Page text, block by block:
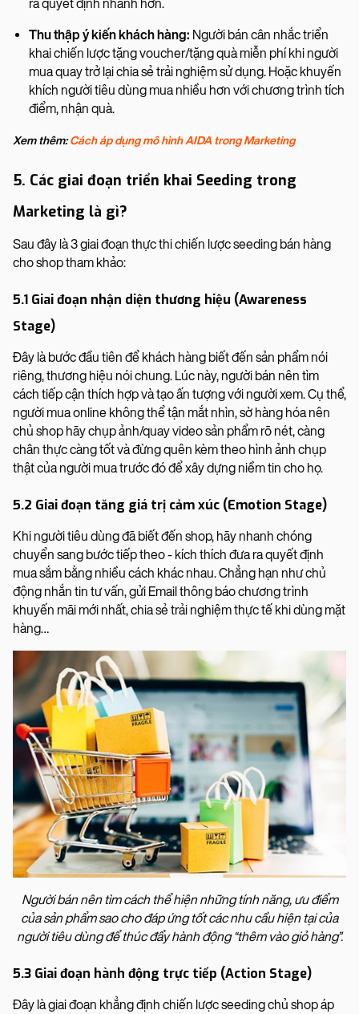
ra quyết định nhanh hơn.
Thu thập ý kiến khách hàng: Người bán cân nhắc triển
khai chiến lược tặng voucher/tặng quà miễn phí khi người
mua quay trở lại chia sẻ trải nghiệm sử dụng. Hoặc khuyến
khích người tiêu dùng mua nhiều hơn với chương trình tích
điểm, nhận quà.
Xem thêm:Cách áp dụng mô hình AIDA trong Marketing
5. Các giai đoạn triển khai Seeding trong
Marketing là gì?
Sau đây là 3 giai đoạn thực thi chiến lược seeding bán hàng
cho shop tham khảo:
5.1 Giai đoạn nhận diện thương hiệu (Awareness
Stage)
Đây là bước đầu tiên để khách hàng biết đến sản phẩm nói
riêng, thương hiệu nói chung. Lúc này, người bán nên tìm
cách tiếp cận thích hợp và tạo ấn tượng với người xem. Cụ thể,
người mua online không thể tận mắt nhìn, sờ hàng hóa nên
chủ shop hãy chụp ảnh/quay video sản phẩm rõ nét, càng
chân thực càng tốt và đừng quên kèm theo hình ảnh chụp
thật của người mua trước đó để xây dựng niềm tin cho họ.
5.2 Giai đoạn tăng giá trị cảm xúc (Emotion Stage)
Khi người tiêu dùng đã biết đến shop, hãy nhanh chóng
chuyển sang bước tiếp theo - kích thích đưa ra quyết định
mua sắm bằng nhiều cách khác nhau. Chẳng hạn như chủ
động nhắn tin tư vấn, gửi Email thông báo chương trình
khuyến mãi mới nhất, chia sẻ trải nghiệm thực tế khi dùng mặt
hàng…
Người bán nên tìm cách thể hiện những tính năng, ưu điểm
của sản phẩm sao cho đáp ứng tốt các nhu cầu hiện tại của
người tiêu dùng để thúc đẩy hành động “thêm vào giỏ hàng”.
5.3 Giai đoạn hành động trực tiếp (Action Stage)
Đây là giai đoạn khẳng định chiến lược seeding chủ shop áp